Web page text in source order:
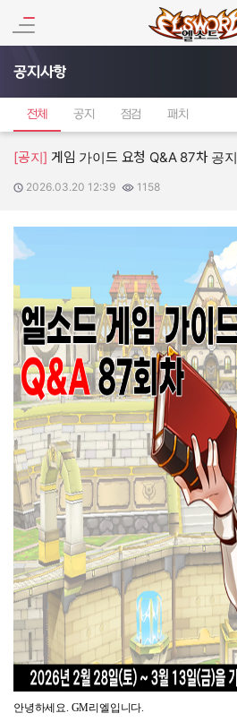
공지사항
전체 공지 점검 패치
[공지] 게임 가이드 요청 Q&A 87차 공지
작성일:
2026.03.20 12:39
조회수: 1158
안녕하세요 . GM리엘입니다